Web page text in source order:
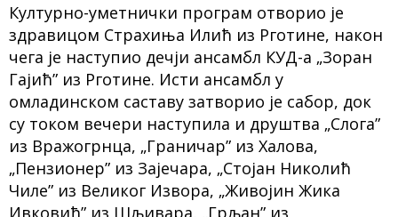
Културно-уметнички програм отворио је
здравицом Страхиња Илић из Рготине, након
чега је наступио дечји ансамбл КУД-а „Зоран
Гајић” из Рготине. Исти ансамбл у
омладинском саставу затворио је сабор, док
су током вечери наступила и друштва „Слога”
из Вражогрнца, „Граничар” из Халова,
„Пензионер” из Зајечара, „Стојан Николић
Чиле” из Великог Извора, „Живојин Жика
Ивковић” из Шљивара, „Грљан” из